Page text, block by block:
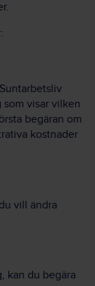
visar vilken
begäran om
kostnader
vill ändra
kan du begära